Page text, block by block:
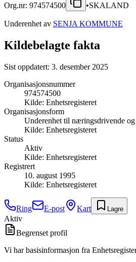
Org.nr: 974574500 •SKALAND
Underenhet av SENJA KOMMUNE
Kildebelagte fakta
Sist oppdatert: 3. desember 2025
Organisasjonsnummer
974574500
Kilde: Enhetsregisteret
Organisasjonsform
Underenhet til næringsdrivende
Kilde: Enhetsregisteret
Status
Aktiv
Kilde: Enhetsregisteret
Registrert
10. august 1995
Kilde: Enhetsregisteret
Ring E-post Kart Lagre
Aktiv
Begrenset profil
Vi har basisinformasjon fra